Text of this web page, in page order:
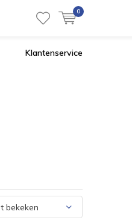
0
Klantenservice